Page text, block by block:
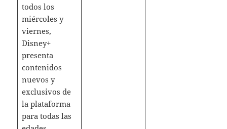
todos los
miércoles y
viernes,
Disney+
presenta
contenidos
nuevos y
exclusivos de
la plataforma
para todas las